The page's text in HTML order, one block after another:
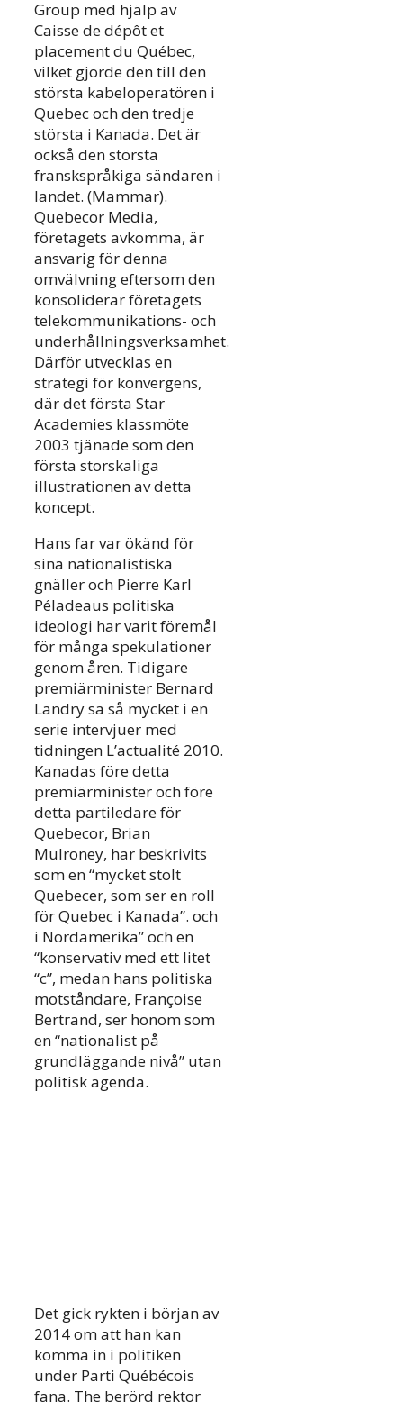
Group med hjälp av
Caisse de dépôt et
placement du Québec,
vilket gjorde den till den
största kabeloperatören i
Quebec och den tredje
största i Kanada. Det är
också den största
franskspråkiga sändaren i
landet. (Mammar).
Quebecor Media,
företagets avkomma, är
ansvarig för denna
omvälvning eftersom den
konsoliderar företagets
telekommunikations- och
underhållningsverksamhet.
Därför utvecklas en
strategi för konvergens,
där det första Star
Academies klassmöte
2003 tjänade som den
första storskaliga
illustrationen av detta
koncept.
Hans far var ökänd för
sina nationalistiska
gnäller och Pierre Karl
Péladeaus politiska
ideologi har varit föremål
för många spekulationer
genom åren. Tidigare
premiärminister Bernard
Landry sa så mycket i en
serie intervjuer med
tidningen L’actualité 2010.
Kanadas före detta
premiärminister och före
detta partiledare för
Quebecor, Brian
Mulroney, har beskrivits
som en “mycket stolt
Quebecer, som ser en roll
för Quebec i Kanada”. och
i Nordamerika” och en
“konservativ med ett litet
“c”, medan hans politiska
motståndare, Françoise
Bertrand, ser honom som
en “nationalist på
grundläggande nivå” utan
politisk agenda.
Det gick rykten i början av
2014 om att han kan
komma in i politiken
under Parti Québécois
fana. The berörd rektor